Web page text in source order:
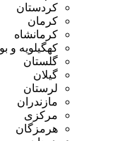
کردستان
کرمان
کرمانشاه
کهگیلویه و
گلستان
گیلان
لرستان
مازندران
مرکزی
هرمزگان